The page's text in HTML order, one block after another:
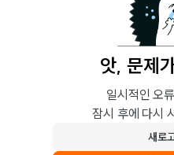
앗, 문제
일시적인 오
잠시 후에 다시
새로